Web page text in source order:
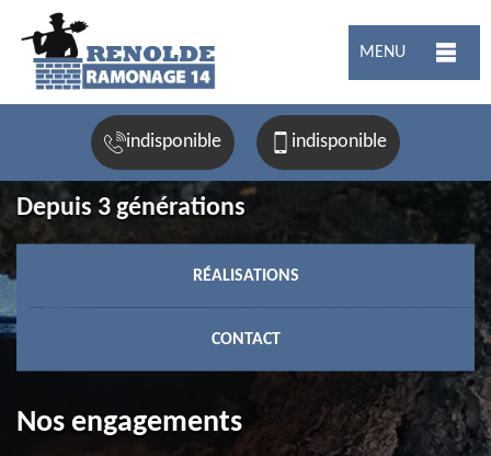
MENU
indisponible indisponible
Depuis 3 générations
RÉALISATIONS
CONTACT
Nos engagements